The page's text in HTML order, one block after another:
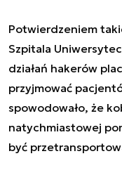
Potwierdzeniem
Szpitala
działań hakerów
przyjmować
spowodowało, że
natychmiastowej
być